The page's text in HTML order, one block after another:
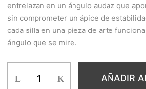
entrelazan en un ángulo audaz que
sin comprometer un ápice de
cada silla en una pieza de arte
ángulo que se mire.
AÑADIR